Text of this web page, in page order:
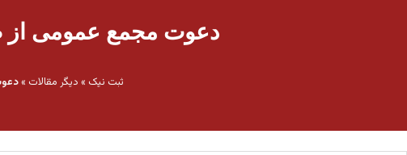
دعوت مجمع عمومی از
ثبت نیک » دیگر مقالات »